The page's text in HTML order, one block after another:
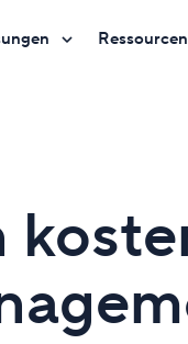
Ressourcen